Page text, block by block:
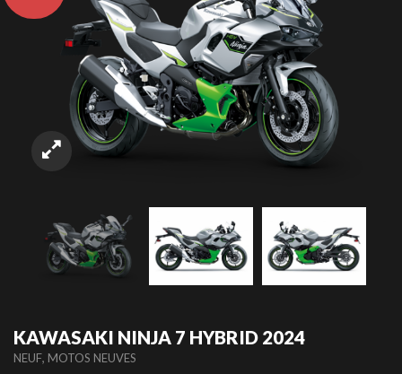
KAWASAKI NINJA 7 HYBRID 2024
NEUF, MOTOS NEUVES